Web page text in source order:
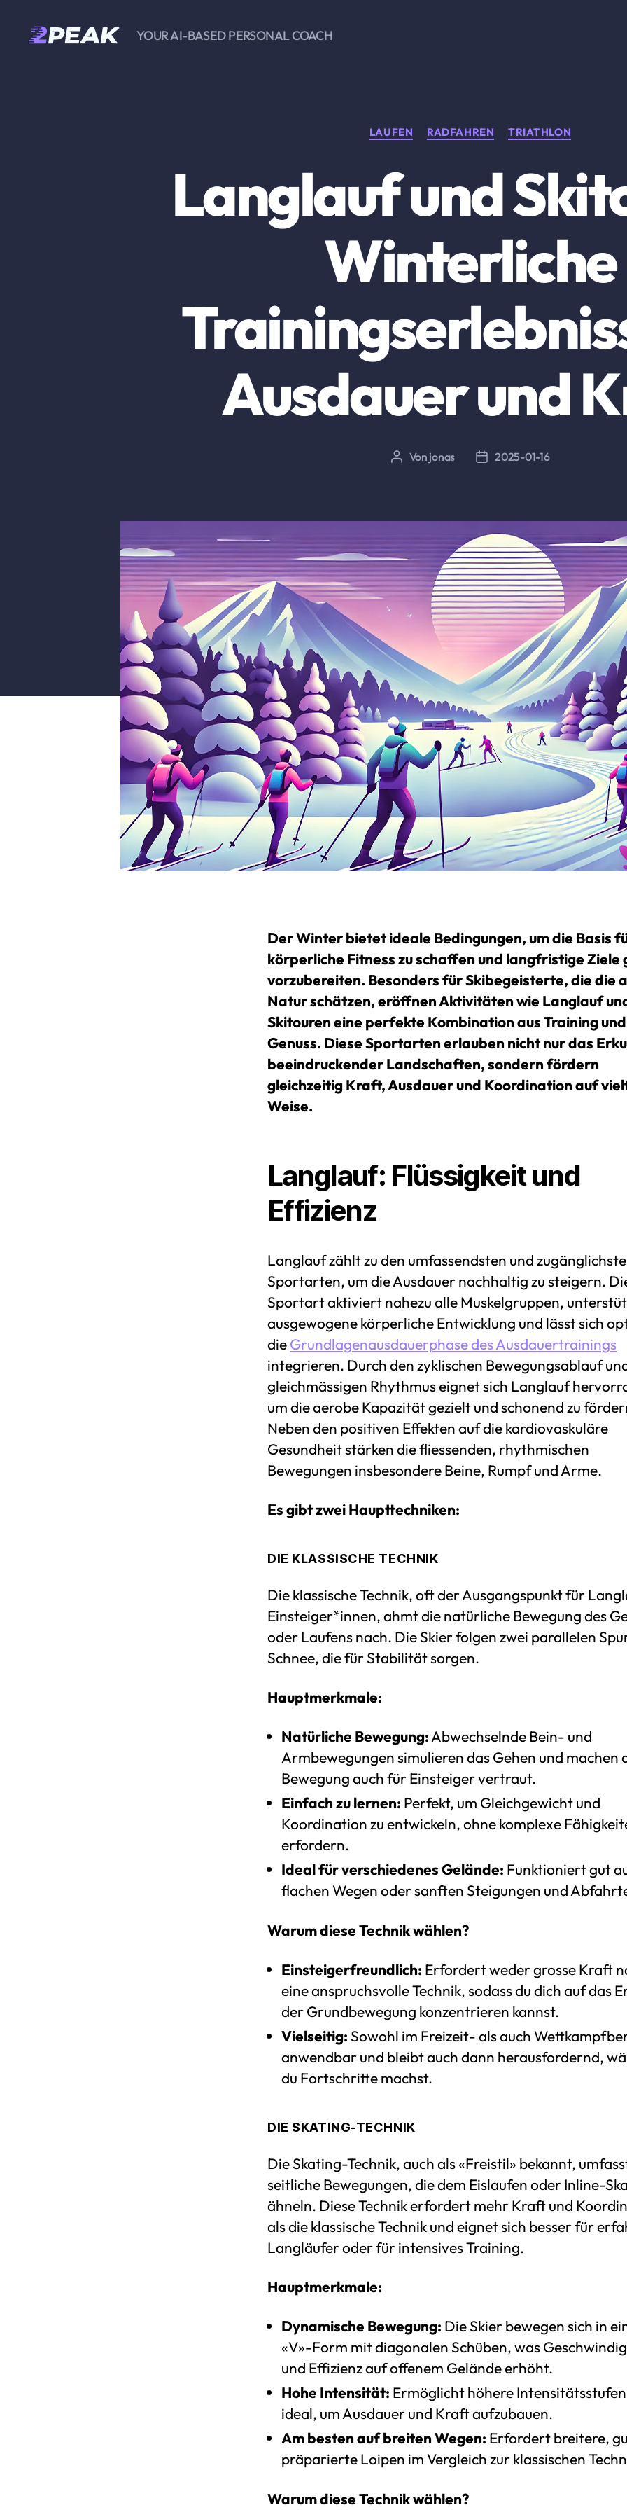
YOUR AI-BASED PERSONAL COACH
Kategorien
LAUFEN RADFAHREN TRIATHLON
Langlauf und
Winterliche
Ausdauer und
Beitragsautor
Von jonas Beitragsdatum
2025-01-16
Der Winter bietet ideale Bedingungen, um die Basis
körperliche Fitness zu schaffen und langfristige Ziele
vorzubereiten. Besonders für Skibegeisterte, die die
Natur schätzen, eröffnen Aktivitäten wie Langlauf
Skitouren eine perfekte Kombination aus Training und
Genuss. Diese Sportarten erlauben nicht nur das
beeindruckender Landschaften, sondern fördern
gleichzeitig Kraft, Ausdauer und Koordination auf
Weise.
Langlauf: Flüssigkeit und
Effizienz
Langlauf zählt zu den umfassendsten und
Sportarten, um die Ausdauer nachhaltig zu steigern.
Sportart aktiviert nahezu alle Muskelgruppen,
ausgewogene körperliche Entwicklung und lässt sich
dieGrundlagenausdauerphase des Ausdauertrainings
integrieren. Durch den zyklischen Bewegungsablauf
gleichmässigen Rhythmus eignet sich Langlauf
um die aerobe Kapazität gezielt und schonend zu
Neben den positiven Effekten auf die kardiovaskuläre
Gesundheit stärken die fliessenden, rhythmischen
Bewegungen insbesondere Beine, Rumpf und Arme.
Es gibt zwei Haupttechniken:
DIE KLASSISCHE TECHNIK
Die klassische Technik, oft der Ausgangspunkt für
Einsteiger*innen, ahmt die natürliche Bewegung des
oder Laufens nach. Die Skier folgen zwei parallelen
Schnee, die für Stabilität sorgen.
Hauptmerkmale:
Natürliche Bewegung:Abwechselnde Bein- und
Armbewegungen simulieren das Gehen und machen
Bewegung auch für Einsteiger vertraut.
Einfach zu lernen: Perfekt, um Gleichgewicht und
Koordination zu entwickeln, ohne komplexe
erfordern.
Ideal für verschiedenes Gelände: Funktioniert gut
flachen Wegen oder sanften Steigungen und
Warum diese Technik wählen?
Einsteigerfreundlich: Erfordert weder grosse Kraft
eine anspruchsvolle Technik, sodass du dich auf das
der Grundbewegung konzentrieren kannst.
Vielseitig:Sowohl im Freizeit- als auch
anwendbar und bleibt auch dann herausfordernd,
du Fortschritte machst.
DIE SKATING-TECHNIK
Die Skating-Technik, auch als «Freistil» bekannt,
seitliche Bewegungen, die dem Eislaufen oder Inline-
ähneln. Diese Technik erfordert mehr Kraft und
als die klassische Technik und eignet sich besser für
Langläufer oder für intensives Training.
Hauptmerkmale:
Dynamische Bewegung: Die Skier bewegen sich in
«V»-Form mit diagonalen Schüben, was
und Effizienz auf offenem Gelände erhöht.
Hohe Intensität: Ermöglicht höhere
ideal, um Ausdauer und Kraft aufzubauen.
Am besten auf breiten Wegen: Erfordert breitere,
präparierte Loipen im Vergleich zur klassischen
Warum diese Technik wählen?